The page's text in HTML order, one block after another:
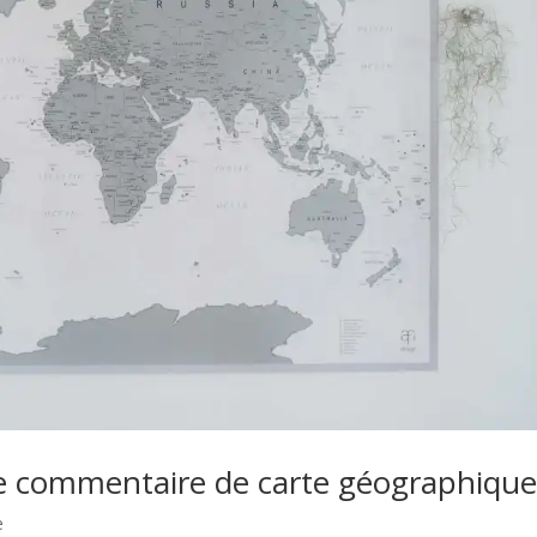
commentaire de carte géographique